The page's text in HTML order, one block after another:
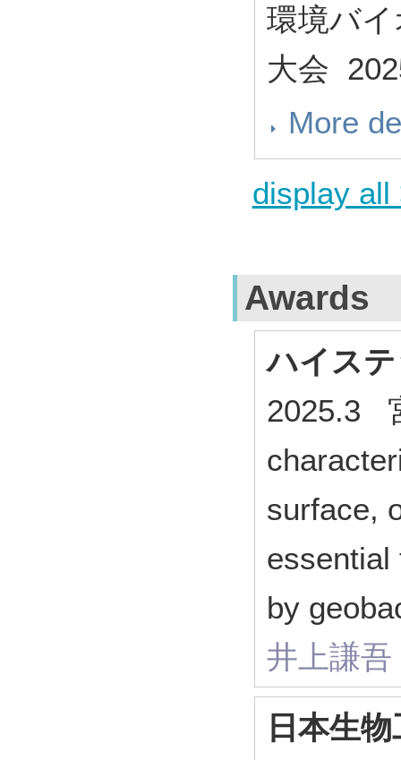
環境バ
大会
More
display all
Awards
ハイス
2025.3
surface,
essential
by
井上謙吾
日本生